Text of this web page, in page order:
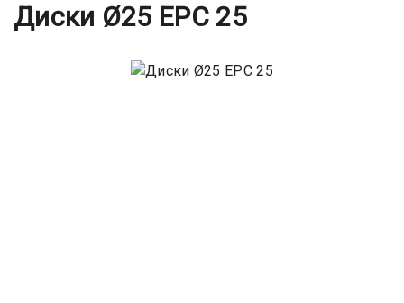
Диски Ø25 EPC 25